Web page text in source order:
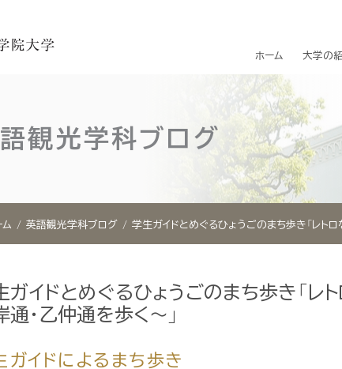
ホーム 大学の
観光学科ブログ
ム 英語観光学科ブログ 学生ガイドとめぐるひょうごのまち歩き「レト
ガイドとめぐるひょうごのまち歩き「レ
通・乙仲通を歩く～」
ガイドによるまち歩き